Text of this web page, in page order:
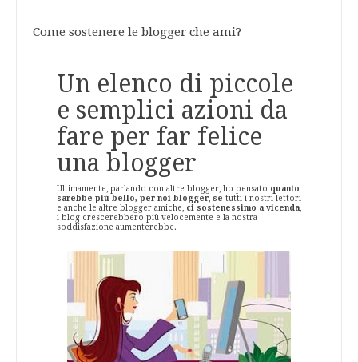
Come sostenere le blogger che ami?
Un elenco di piccole
e semplici azioni da
fare per far felice
una blogger
Ultimamente, parlando con altre blogger, ho pensato quanto
sarebbe più bello, per noi blogger se tutti i nostri lettori
e anche le altre blogger amiche, ci sostenessimo a vicenda
i blog crescerebbero più velocemente e la nostra
soddisfazione aumenterebbe.